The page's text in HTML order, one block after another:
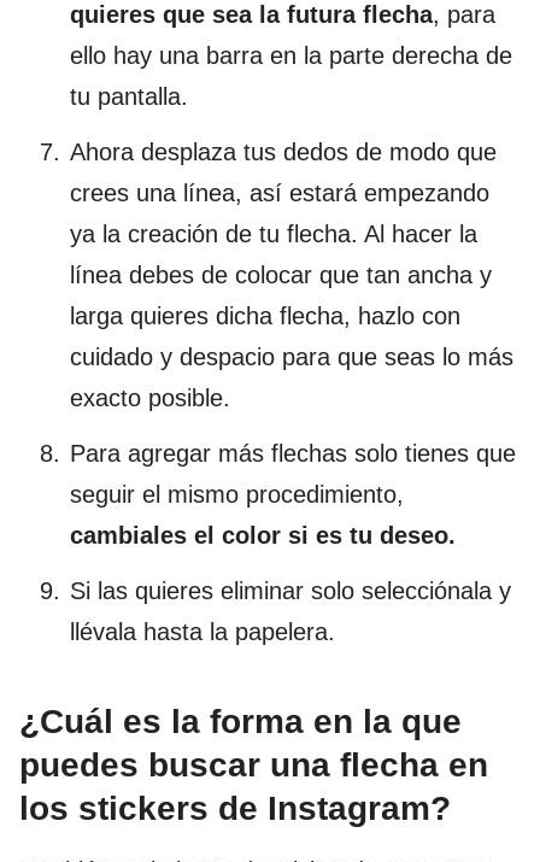
quieres que sea la futura flecha, para
ello hay una barra en la parte derecha de
tu pantalla.
Ahora desplaza tus dedos de modo que
crees una línea, así estará empezando
ya la creación de tu flecha. Al hacer la
línea debes de colocar que tan ancha y
larga quieres dicha flecha, hazlo con
cuidado y despacio para que seas lo más
exacto posible.
Para agregar más flechas solo tienes que
seguir el mismo procedimiento,
cambiales el color si es tu deseo.
Si las quieres eliminar solo selecciónala y
llévala hasta la papelera.
¿Cuál es la forma en la que
puedes buscar una flecha en
los stickers de Instagram?